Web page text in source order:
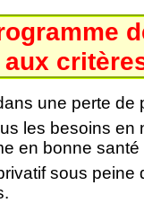
une perte de
les besoins en
en bonne
sous